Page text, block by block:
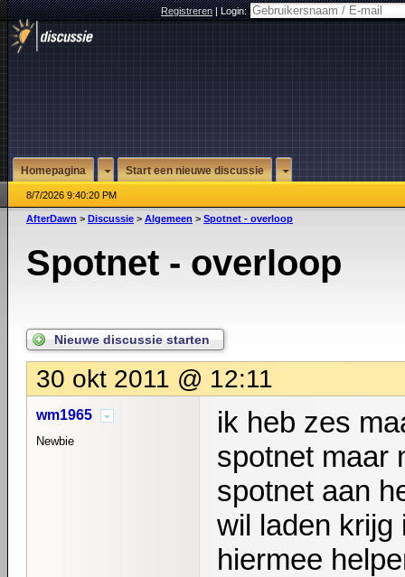
Registreren|Login:
Homepagina Start een nieuwe discussie
8/7/2026 9:40:20 PM
AfterDawn > Discussie > Algemeen > Spotnet - overloop
Spotnet - overloop
Nieuwe discussie starten
30 okt 2011 @ 12:11
wm1965
Newbie
ik heb zes
spotnet maar
spotnet aan
wil laden krijg
hiermee